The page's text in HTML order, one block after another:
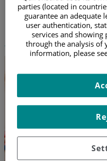
Vida
parties (located in
guarantee an adequate
user authentication,
services and showing
through the analysis of
information, please